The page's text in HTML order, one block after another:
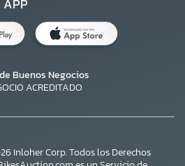
APP
Buenos Negocios
ACREDITADO
Inloher Corp. Todos los Derechos